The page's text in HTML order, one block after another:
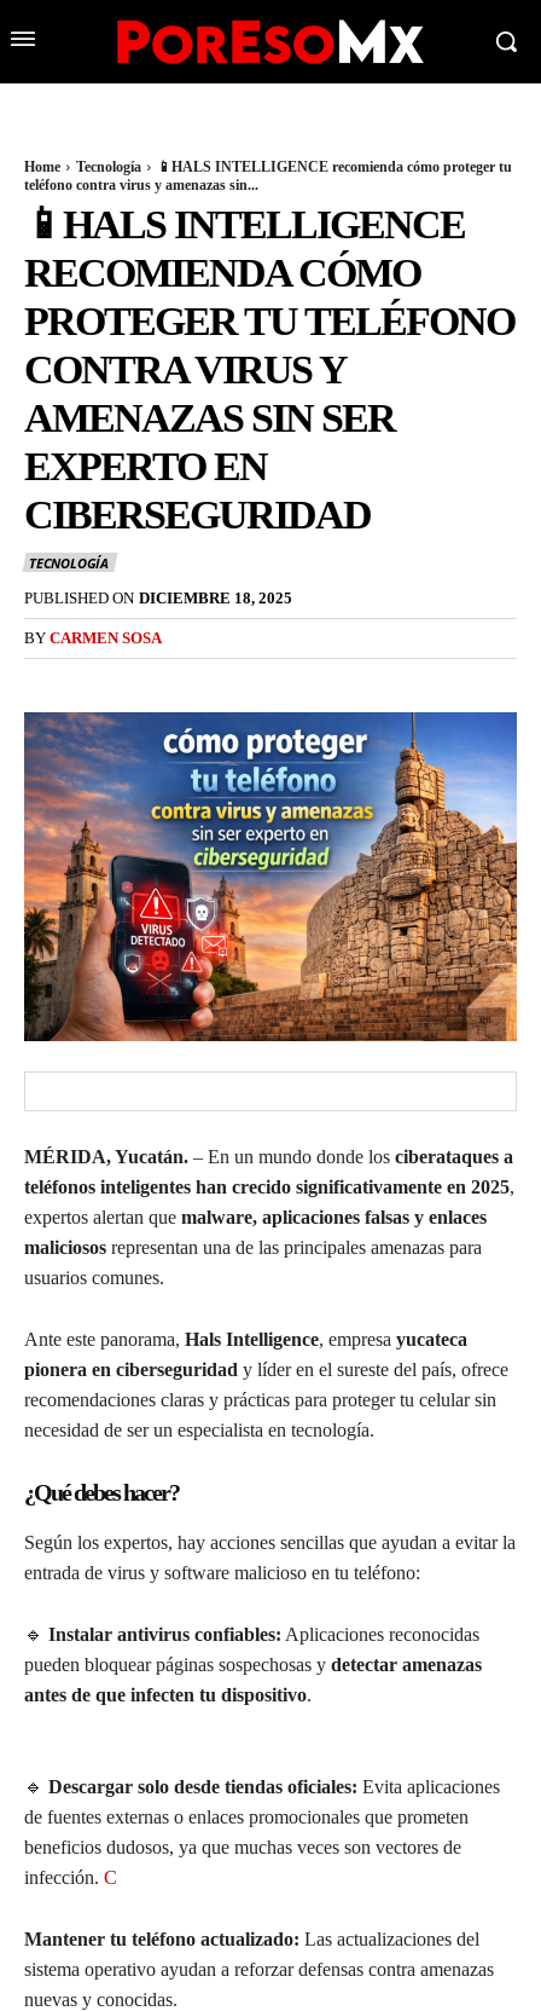
Home Tecnología
📱HALS INTELLIGENCE recomienda cómo proteger tu
teléfono contra virus y amenazas sin...
📱HALS INTELLIGENCE
RECOMIENDA CÓMO
PROTEGER TU TELÉFONO
CONTRA VIRUS Y
AMENAZAS SIN SER
EXPERTO EN
CIBERSEGURIDAD
TECNOLOGÍA
PUBLISHED ON DICIEMBRE 18, 2025
BY CARMEN SOSA
MÉRIDA, Yucatán. – En un mundo donde los ciberataques a
teléfonos inteligentes han crecido significativamente en 2025,
expertos alertan que malware, aplicaciones falsas y enlaces
maliciosos representan una de las principales amenazas para
usuarios comunes.
Ante este panorama, Hals Intelligence, empresa yucateca
pionera en ciberseguridad y líder en el sureste del país, ofrece
recomendaciones claras y prácticas para proteger tu celular sin
necesidad de ser un especialista en tecnología.
¿Qué debes hacer?
Según los expertos, hay acciones sencillas que ayudan a evitar la
entrada de virus y software malicioso en tu teléfono:
🔹 Instalar antivirus confiables: Aplicaciones reconocidas
pueden bloquear páginas sospechosas y detectar amenazas
antes de que infecten tu dispositivo.
🔹 Descargar solo desde tiendas oficiales: Evita aplicaciones
de fuentes externas o enlaces promocionales que prometen
beneficios dudosos, ya que muchas veces son vectores de
infección. C
Mantener tu teléfono actualizado: Las actualizaciones del
sistema operativo ayudan a reforzar defensas contra amenazas
nuevas y conocidas.